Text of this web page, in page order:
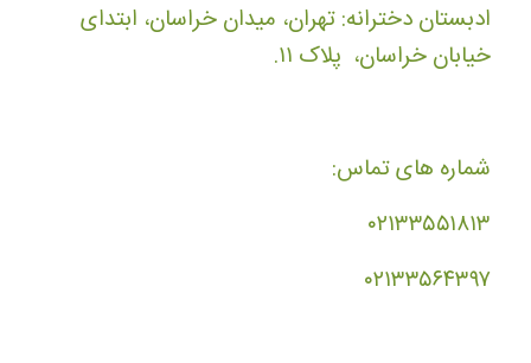
ادبستان دخترانه: تهران، میدان خراسان، ابتدای
خیابان خراسان، پلاک ۱۱.
شماره های تماس:
۰۲۱۳۳۵۵۱۸۱۳
۰۲۱۳۳۵۶۴۳۹۷